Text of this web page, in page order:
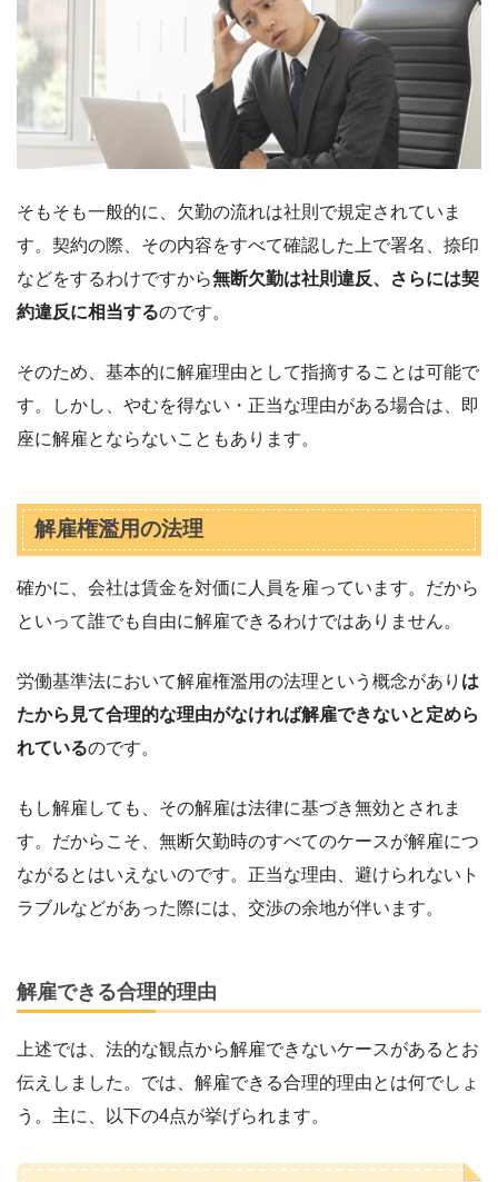
そもそも一般的に、欠勤の流れは社則で規定されていま
す。契約の際、その内容をすべて確認した上で署名、捺印
などをするわけですから無断欠勤は社則違反、さらには契
約違反に相当するのです。
そのため、基本的に解雇理由として指摘することは可能で
す。しかし、やむを得ない・正当な理由がある場合は、即
座に解雇とならないこともあります。
解雇権濫用の法理
確かに、会社は賃金を対価に人員を雇っています。だから
といって誰でも自由に解雇できるわけではありません。
労働基準法において解雇権濫用の法理という概念があり は
たから見て合理的な理由がなければ解雇できないと定めら
れているのです。
もし解雇しても、その解雇は法律に基づき無効とされま
す。だからこそ、無断欠勤時のすべてのケースが解雇につ
ながるとはいえないのです。正当な理由、避けられないト
ラブルなどがあった際には、交渉の余地が伴います。
解雇できる合理的理由
上述では、法的な観点から解雇できないケースがあるとお
伝えしました。では、解雇できる合理的理由とは何でしょ
う。主に、以下の4点が挙げられます。